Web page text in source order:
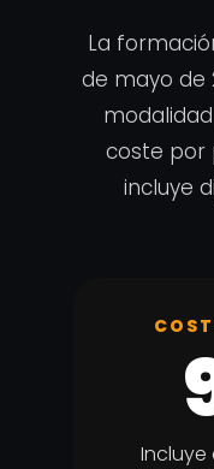
La
de mayo de
coste por
incluye